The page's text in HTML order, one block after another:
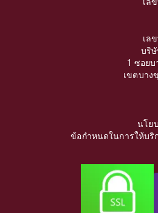
เล
เล
บริษั
1 ซอยบ
เขตบาง
นโย
ข้อกำหนดในการให้บริ